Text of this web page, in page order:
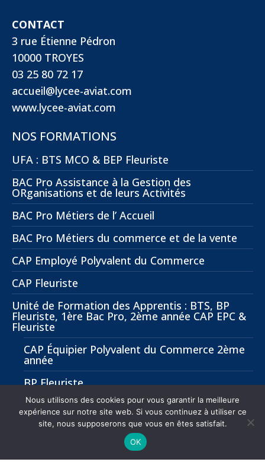
CONTACT
3 rue Étienne Pédron
10000 TROYES
03 25 80 72 17
accueil@lycee-aviat.com
www.lycee-aviat.com
NOS FORMATIONS
UFA : BTS MCO & BEP Fleuriste
BAC Pro Assistance à la Gestion des
ORganisations et de leurs Activités
BAC Pro Métiers de l’ Accueil
BAC Pro Métiers du commerce et de la vente
CAP Employé Polyvalent du Commerce
CAP Fleuriste
Unité de Formation des Apprentis : BTS, BP
Fleuriste, 1ère Bac Pro, 2ème année CAP EPC &
Fleuriste
CAP Équipier Polyvalent du Commerce 2ème
année
BP Fleuriste
BTS Management Commercial Opérationnel
(MCO)
Nous utilisons des cookies pour vous garantir la meilleure
expérience sur notre site web. Si vous continuez à utiliser ce
site, nous supposerons que vous en êtes satisfait.
OK